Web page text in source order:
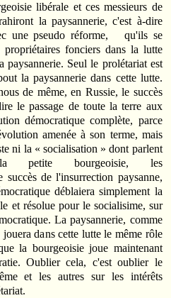
libérale et ces messieurs de
la paysannerie, c'est à-dire
une pseudo réforme, qu'ils se
fonciers dans la lutte
paysannerie. Seul le prolétariat est
la paysannerie dans cette lutte.
de même, en Russie, le succès
le passage de toute la terre aux
démocratique complète, parce
amenée à son terme, mais
ni la « socialisation » dont parlent
petite bourgeoisie, les
succès de l'insurrection paysanne,
déblaiera simplement la
et résolue pour le socialisime, sur
La paysannerie, comme
dans cette lutte le même rôle
la bourgeoisie joue maintenant
Oublier cela, c'est oublier le
et les autres sur les intérêts